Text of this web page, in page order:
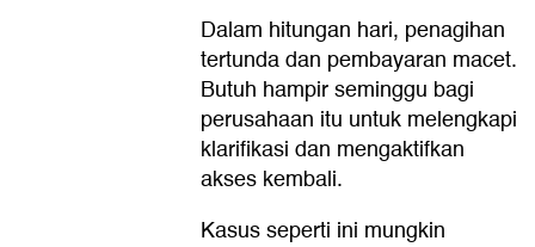
Dalam hitungan hari, penagihan
tertunda dan pembayaran macet.
Butuh hampir seminggu bagi
perusahaan itu untuk melengkapi
klarifikasi dan mengaktifkan
akses kembali.
Kasus seperti ini mungkin